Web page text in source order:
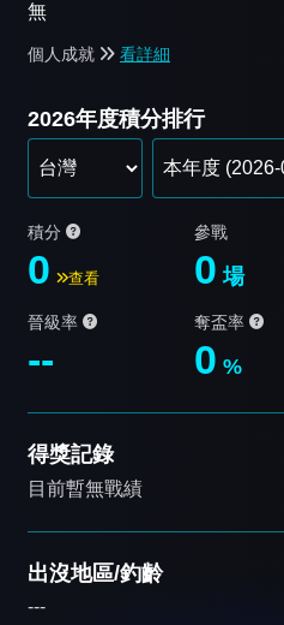
無
個人成就 看詳細
2026年度積分排行
積分
0 查看
參戰
0場
晉級率
--
奪盃率
0 %
得獎記錄
目前暫無戰績
出沒地區/釣齡
---